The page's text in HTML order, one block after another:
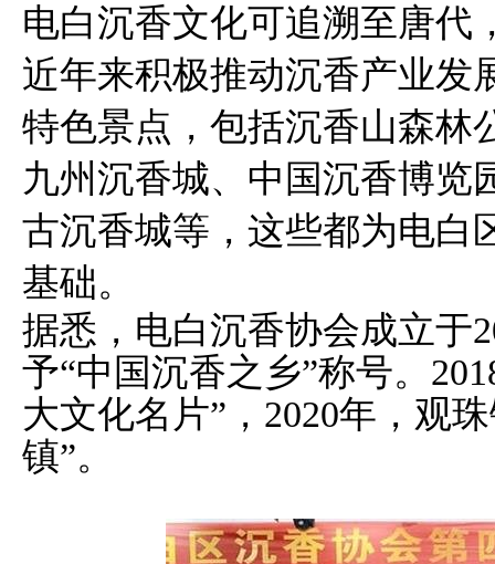
电白沉香文化可追溯至唐代
近年来积极推动沉香产业发
特色景点，包括沉香山森林
九州沉香城、中国沉香博览
古沉香城等，这些都为电白
基础。
据悉，电白沉香协会成立于
予“中国沉香之乡”称号。
大文化名片”，2020年，观
镇”。